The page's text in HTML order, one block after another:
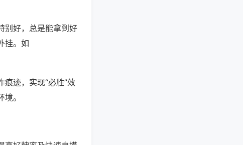
别好，总是能拿到好
挂。如
迹，实现“必胜”效
。